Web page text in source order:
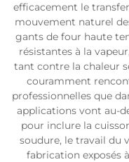
efficacement le
mouvement naturel
gants de four haute
résistantes à la
tant contre la chaleur
couramment
professionnelles que
applications vont au-
pour inclure la
soudure, le travail du
fabrication exposés